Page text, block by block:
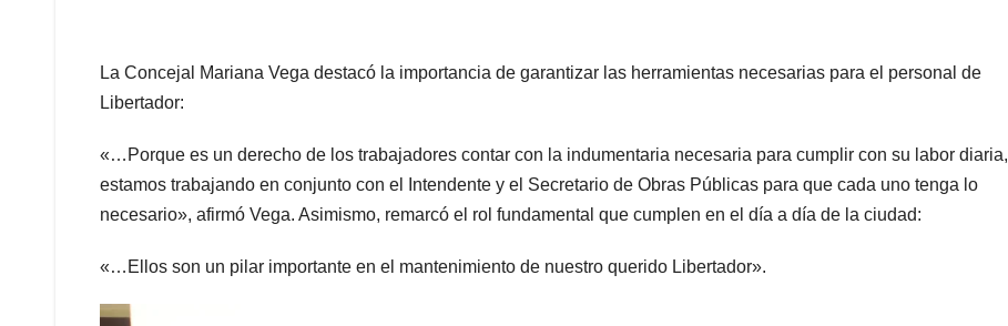
La Concejal Mariana Vega destacó la importancia de garantizar las herramientas necesarias para el personal de
Libertador:​
«…Porque es un derecho de los trabajadores contar con la indumentaria necesaria para cumplir con su labor diaria,
estamos trabajando en conjunto con el Intendente y el Secretario de Obras Públicas para que cada uno tenga lo
necesario», afirmó Vega.​ Asimismo, remarcó el rol fundamental que cumplen en el día a día de la ciudad:
«…Ellos son un pilar importante en el mantenimiento de nuestro querido Libertador».